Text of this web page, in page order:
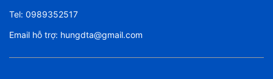
Tel: 0989352517
Email hỗ trợ: hungdta@gmail.com